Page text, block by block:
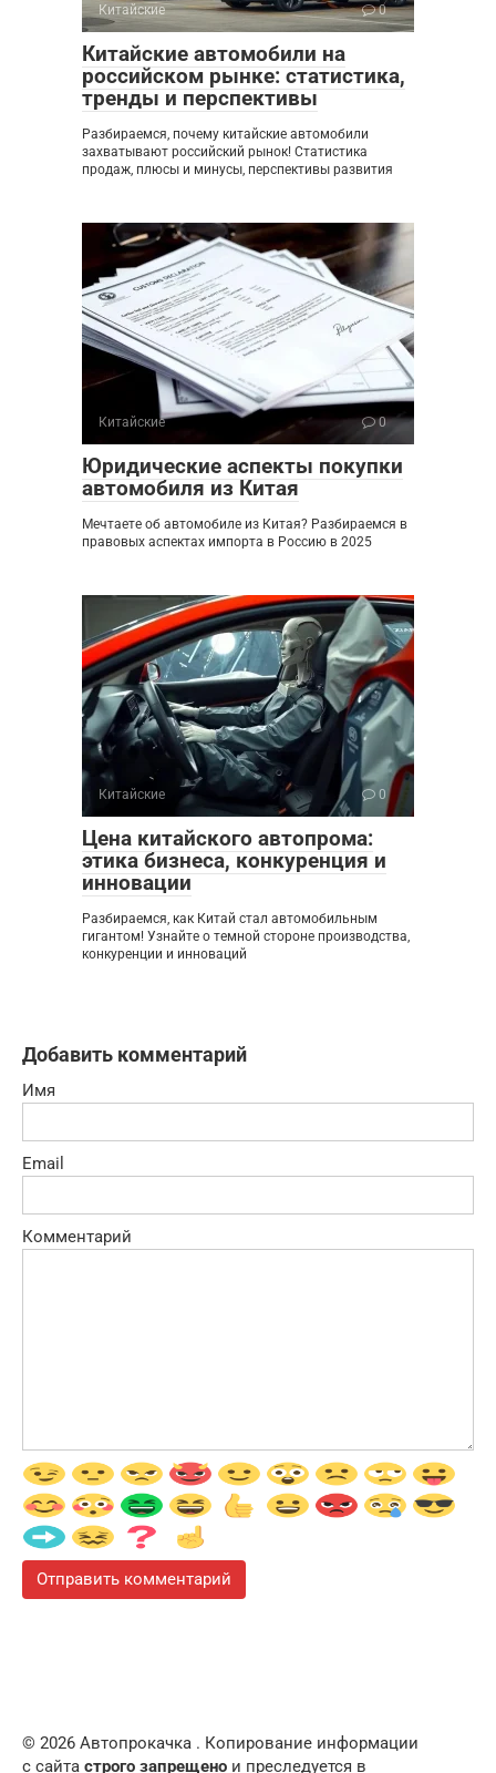
Китайские 0
Китайские автомобили на
российском рынке: статистика,
тренды и перспективы
Разбираемся, почему китайские автомобили
захватывают российский рынок! Статистика
продаж, плюсы и минусы, перспективы развития
Китайские 0
Юридические аспекты покупки
автомобиля из Китая
Мечтаете об автомобиле из Китая? Разбираемся в
правовых аспектах импорта в Россию в 2025
Китайские 0
Цена китайского автопрома:
этика бизнеса, конкуренция и
инновации
Разбираемся, как Китай стал автомобильным
гигантом! Узнайте о темной стороне производства,
конкуренции и инноваций
Добавить комментарий
Имя
Email
Комментарий
© 2026 Автопрокачка . Копирование информации
с сайта строго запрещено и преследуется в